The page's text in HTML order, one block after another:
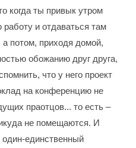
когда ты привык утром
и отдаваться там
потом, приходя домой,
обожанию друг друга,
что у него проект
на конференцию не
праотцов... то есть –
не помещаются. И
единственный